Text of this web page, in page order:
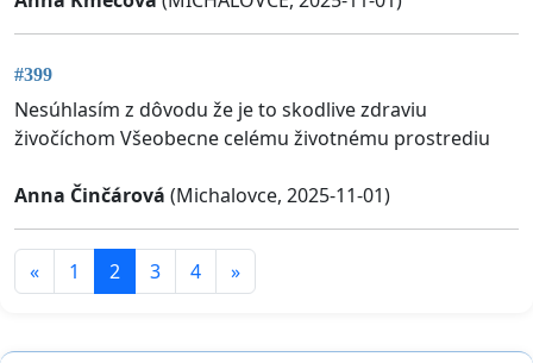
#399
Nesúhlasím z dôvodu že je to skodlive zdraviu
živočíchom Všeobecne celému životnému prostrediu
Anna Činčárová (Michalovce, 2025-11-01)
« 1 2 3 4 »